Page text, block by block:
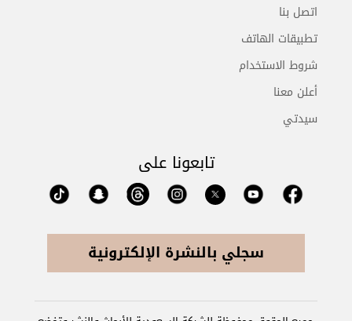
اتصل بنا
تطبيقات الهاتف
شروط الاستخدام
أعلن معنا
سيدتي
تابعونا على
سجلي بالنشرة الإلكترونية